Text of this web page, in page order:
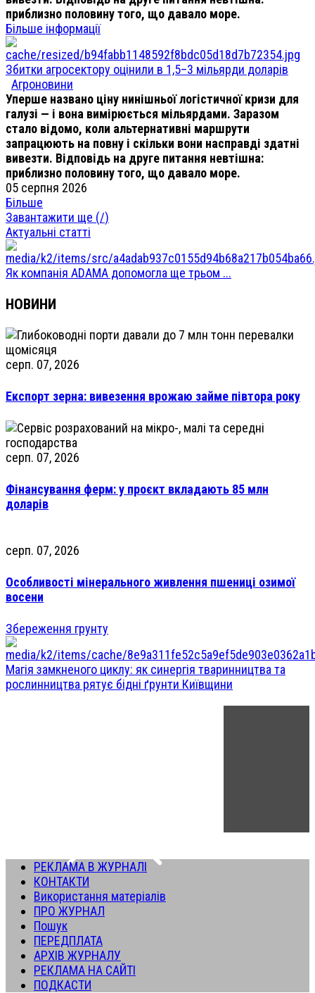
приблизно половину того, що давало море.
Більше інформації
Збитки агросектору оцінили в 1,5–3 мільярди доларів
Агроновини
Уперше названо ціну нинішньої логістичної кризи для
галузі — і вона вимірюється мільярдами. Заразом
стало відомо, коли альтернативні маршрути
запрацюють на повну і скільки вони насправді здатні
вивезти. Відповідь на друге питання невтішна:
приблизно половину того, що давало море.
05 серпня 2026
Більше
Завантажити ще (/)
Актуальні статті
Як компанія ADAMA допомогла ще трьом ...
НОВИНИ
серп. 07, 2026
Експорт зерна: вивезення врожаю займе півтора року
серп. 07, 2026
Фінансування ферм: у проєкт вкладають 85 млн
доларів
серп. 07, 2026
Особливості мінерального живлення пшениці озимої
восени
Збереження грунту
Магія замкненого циклу: як синергія тваринництва та
рослинництва рятує бідні ґрунти Київщини
РЕКЛАМА В ЖУРНАЛІ
КОНТАКТИ
Використання матеріалів
ПРО ЖУРНАЛ
Пошук
ПЕРЕДПЛАТА
АРХІВ ЖУРНАЛУ
РЕКЛАМА НА САЙТІ
ПОДКАСТИ